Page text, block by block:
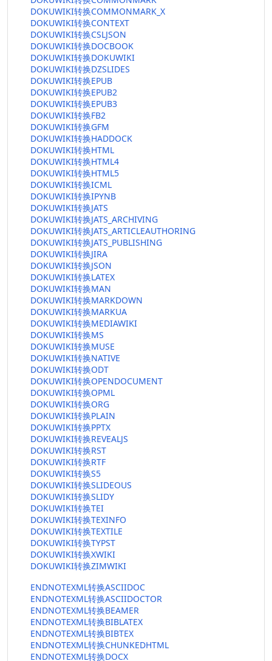
DOKUWIKI转换COMMONMARK_X
DOKUWIKI转换CONTEXT
DOKUWIKI转换CSLJSON
DOKUWIKI转换DOCBOOK
DOKUWIKI转换DOKUWIKI
DOKUWIKI转换DZSLIDES
DOKUWIKI转换EPUB
DOKUWIKI转换EPUB2
DOKUWIKI转换EPUB3
DOKUWIKI转换FB2
DOKUWIKI转换GFM
DOKUWIKI转换HADDOCK
DOKUWIKI转换HTML
DOKUWIKI转换HTML4
DOKUWIKI转换HTML5
DOKUWIKI转换ICML
DOKUWIKI转换IPYNB
DOKUWIKI转换JATS
DOKUWIKI转换JATS_ARCHIVING
DOKUWIKI转换JATS_ARTICLEAUTHORING
DOKUWIKI转换JATS_PUBLISHING
DOKUWIKI转换JIRA
DOKUWIKI转换JSON
DOKUWIKI转换LATEX
DOKUWIKI转换MAN
DOKUWIKI转换MARKDOWN
DOKUWIKI转换MARKUA
DOKUWIKI转换MEDIAWIKI
DOKUWIKI转换MS
DOKUWIKI转换MUSE
DOKUWIKI转换NATIVE
DOKUWIKI转换ODT
DOKUWIKI转换OPENDOCUMENT
DOKUWIKI转换OPML
DOKUWIKI转换ORG
DOKUWIKI转换PLAIN
DOKUWIKI转换PPTX
DOKUWIKI转换REVEALJS
DOKUWIKI转换RST
DOKUWIKI转换RTF
DOKUWIKI转换S5
DOKUWIKI转换SLIDEOUS
DOKUWIKI转换SLIDY
DOKUWIKI转换TEI
DOKUWIKI转换TEXINFO
DOKUWIKI转换TEXTILE
DOKUWIKI转换TYPST
DOKUWIKI转换XWIKI
DOKUWIKI转换ZIMWIKI
ENDNOTEXML转换ASCIIDOC
ENDNOTEXML转换ASCIIDOCTOR
ENDNOTEXML转换BEAMER
ENDNOTEXML转换BIBLATEX
ENDNOTEXML转换BIBTEX
ENDNOTEXML转换CHUNKEDHTML
ENDNOTEXML转换DOCX